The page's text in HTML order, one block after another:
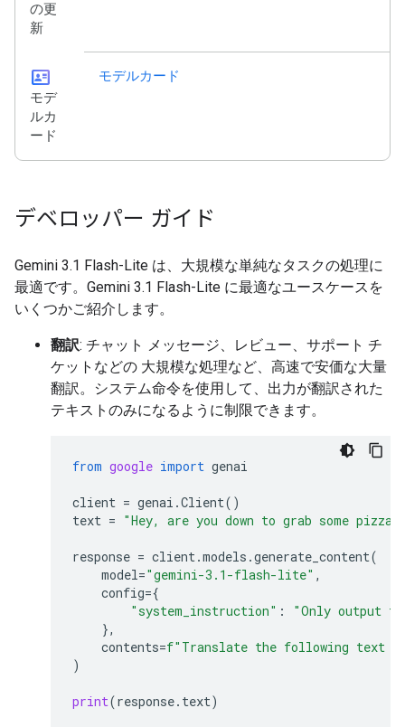
の更
新
id_card
モデ
ルカ
ード
モデルカード
デベロッパー ガイド
Gemini 3.1 Flash-Lite は、大規模な単純なタスクの処理に
最適です。Gemini 3.1 Flash-Lite に最適なユースケースを
いくつかご紹介します。
翻訳: チャット メッセージ、レビュー、サポート チ
ケットなどの 大規模な処理など、高速で安価な大量
翻訳。システム命令を使用して、出力が翻訳された
テキストのみになるように制限できます。
from google import genai
client = genai .Client()
text = "Hey, are you down to grab some
response = client.models .generate_content(
model="gemini-3.1-flash-lite" ,
config={
"system_instruction" :
"Only output
},
contents=f"Translate the following text
)
print(response. text)